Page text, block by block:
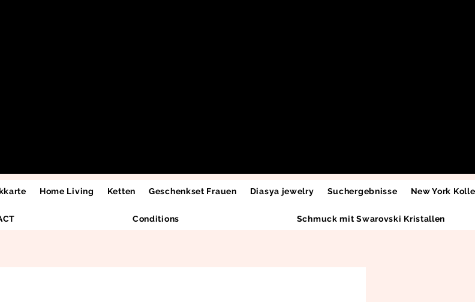
Home Living Ketten Geschenkset Frauen Diasya jewelry Suchergebnisse New York
Conditions Schmuck mit Swarovski Kristallen